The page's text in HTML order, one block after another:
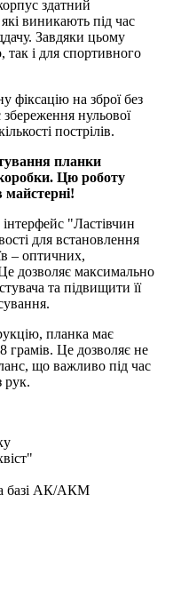
здатний
виникають під час
Завдяки цьому
так і для спортивного
фіксацію на зброї без
нульової
пострілів.
планки
Цю роботу
"Ластівчин
для встановлення
– оптичних,
дозволяє максимально
та підвищити її
планка має
грамів. Це дозволяє не
що важливо під час
рук.
базі АК/АКМ